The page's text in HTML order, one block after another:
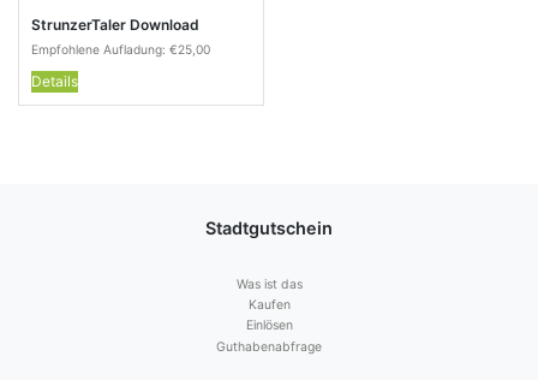
StrunzerTaler Download
Empfohlene Aufladung: €25,00
Details
Stadtgutschein
Was ist das
Kaufen
Einlösen
Guthabenabfrage